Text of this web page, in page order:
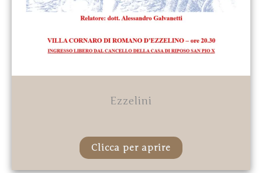
Ezzelini
Clicca per aprire